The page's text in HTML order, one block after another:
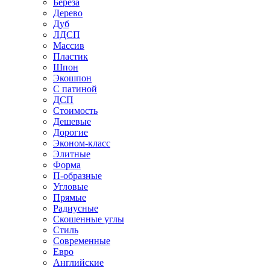
Береза
Дерево
Дуб
ЛДСП
Массив
Пластик
Шпон
Экошпон
С патиной
ДСП
Стоимость
Дешевые
Дорогие
Эконом-класс
Элитные
Форма
П-образные
Угловые
Прямые
Радиусные
Скошенные углы
Стиль
Современные
Евро
Английские